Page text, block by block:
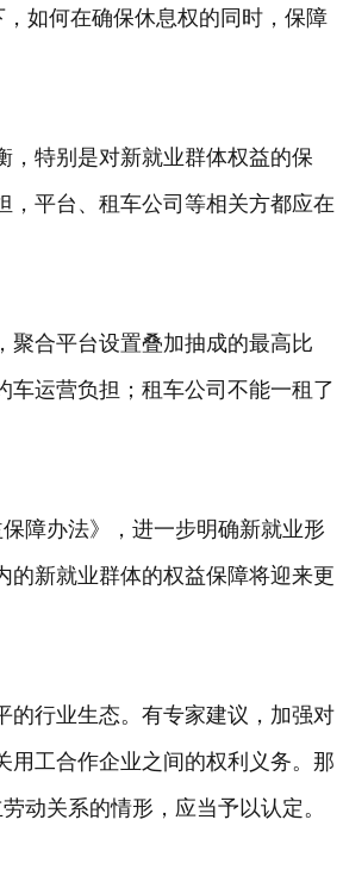
如何在确保休息权的同时，保障
，特别是对新就业群体权益的保
，平台、租车公司等相关方都应在
聚合平台设置叠加抽成的最高比
运营负担；租车公司不能一租了
障办法》，进一步明确新就业形
的新就业群体的权益保障将迎来更
的行业生态。有专家建议，加强对
用工合作企业之间的权利义务。那
动关系的情形，应当予以认定。